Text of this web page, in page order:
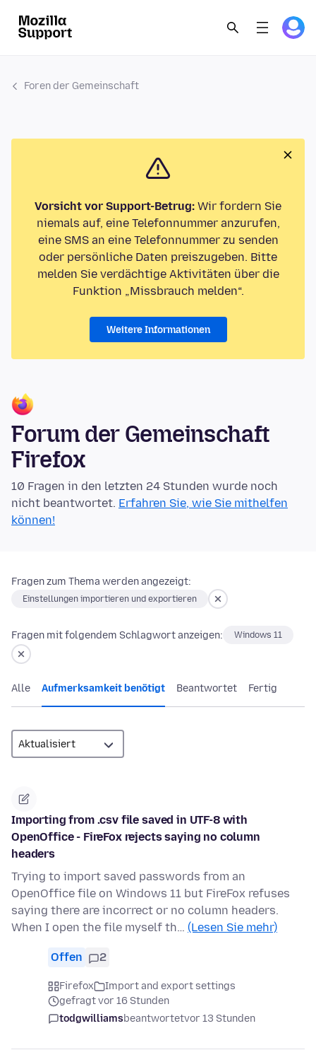
Foren der Gemeinschaft
Vorsicht vor Support-Betrug: Wir fordern Sie
niemals auf, eine Telefonnummer anzurufen,
eine SMS an eine Telefonnummer zu senden
oder persönliche Daten preiszugeben. Bitte
melden Sie verdächtige Aktivitäten über die
Funktion „Missbrauch melden“.
Weitere Informationen
Forum der Gemeinschaft
Firefox
10 Fragen in den letzten 24 Stunden wurde noch
nicht beantwortet. Erfahren Sie, wie Sie mithelfen
können!
Fragen zum Thema werden angezeigt:
Einstellungen importieren und exportieren
Fragen mit folgendem Schlagwort anzeigen: Windows 11
Alle Aufmerksamkeit benötigt Beantwortet Fertig
Importing from .csv file saved in UTF-8 with
OpenOffice - FireFox rejects saying no column
headers
Trying to import saved passwords from an
OpenOffice file on Windows 11 but FireFox refuses
saying there are incorrect or no column headers.
When I open the file myself th… (Lesen Sie mehr)
Offen 2
Firefox
Import and export settings
gefragt vor 16 Stunden
todgwilliamsbeantwortetvor 13 Stunden